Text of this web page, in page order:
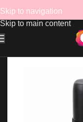
Skip to navigation
Skip to main content